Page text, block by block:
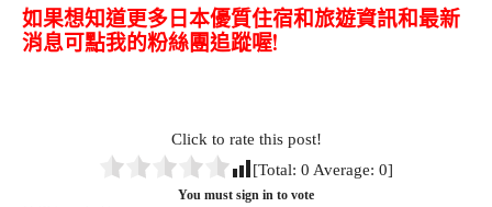
如果想知道更多日本優質住宿和旅遊資訊和最新
消息可點我的粉絲團追蹤喔!
Click to rate this post!
[Total: 0 Average: 0]
You must sign in to vote